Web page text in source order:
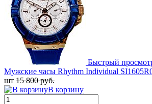
Быстрый
Мужские часы Rhythm Individual
шт 15 800 руб.
В корзину